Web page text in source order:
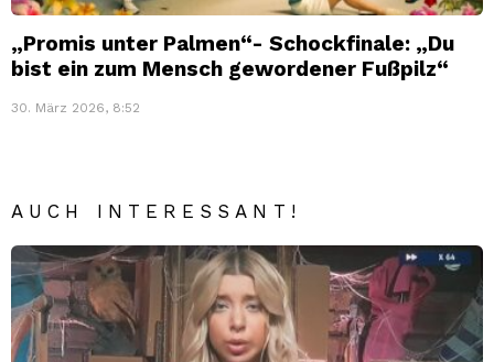
„Promis unter Palmen“- Schockfinale: „Du
bist ein zum Mensch gewordener Fußpilz“
30. März 2026, 8:52
AUCH INTERESSANT!